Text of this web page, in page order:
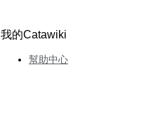
我的Catawiki
幫助中心